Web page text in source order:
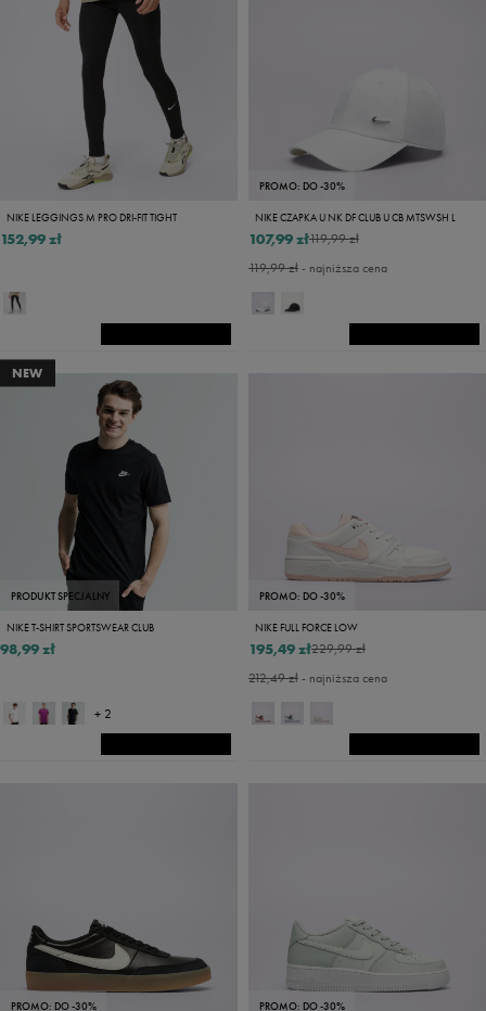
NIKE LEGGINGS M PRO DRI-FIT TIGHT
152,99 zł
PROMO: DO -30%
NIKE CZAPKA U NK DF CLUB U CB MTSWSH L
119,99 zł
107,99 zł
119,99 zł- najniższa cena
NEW
PRODUKT SPECJALNY
NIKE T-SHIRT SPORTSWEAR CLUB
98,99 zł
+ 2
PROMO: DO -30%
NIKE FULL FORCE LOW
229,99 zł
195,49 zł
212,49 zł- najniższa cena
PROMO: DO -30% PROMO: DO -30%